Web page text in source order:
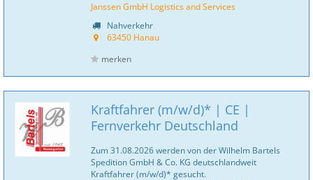
Janssen GmbH Logistics and Services
Nahverkehr
63450 Hanau
merken
Kraftfahrer (m/w/d)* | CE |
Fernverkehr Deutschland
Zum 31.08.2026 werden von der Wilhelm Bartels
Spedition GmbH & Co. KG deutschlandweit
Kraftfahrer (m/w/d)* gesucht.